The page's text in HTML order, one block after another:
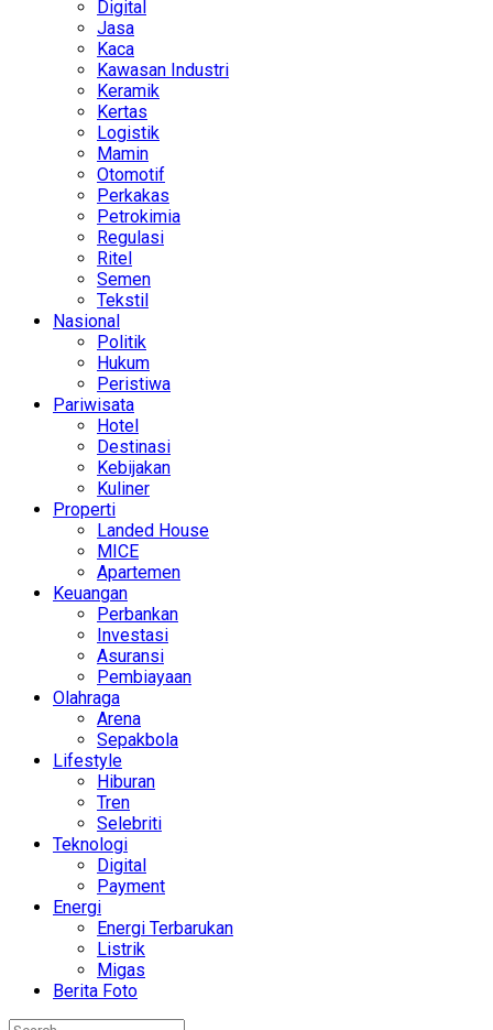
Digital
Jasa
Kaca
Kawasan Industri
Keramik
Kertas
Logistik
Mamin
Otomotif
Perkakas
Petrokimia
Regulasi
Ritel
Semen
Tekstil
Nasional
Politik
Hukum
Peristiwa
Pariwisata
Hotel
Destinasi
Kebijakan
Kuliner
Properti
Landed House
MICE
Apartemen
Keuangan
Perbankan
Investasi
Asuransi
Pembiayaan
Olahraga
Arena
Sepakbola
Lifestyle
Hiburan
Tren
Selebriti
Teknologi
Digital
Payment
Energi
Energi Terbarukan
Listrik
Migas
Berita Foto